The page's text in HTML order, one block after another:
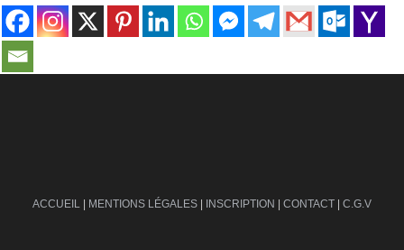
ACCUEIL | MENTIONS LÉGALES | INSCRIPTION | CONTACT | C.G.V